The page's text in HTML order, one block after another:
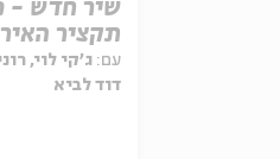
שיר חדש -
תקציר
עם: ג'קי לוי,
דוד לביא